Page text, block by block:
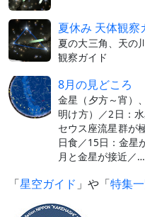
夏休み 天体観察
夏の大三角、天の
観察ガイド
8月の見どころ
金星（夕方～宵）
明け方）／2日：
セウス座流星群が
日食／15日：金星
月と金星が接近／…
「星空ガイド 」や「特集